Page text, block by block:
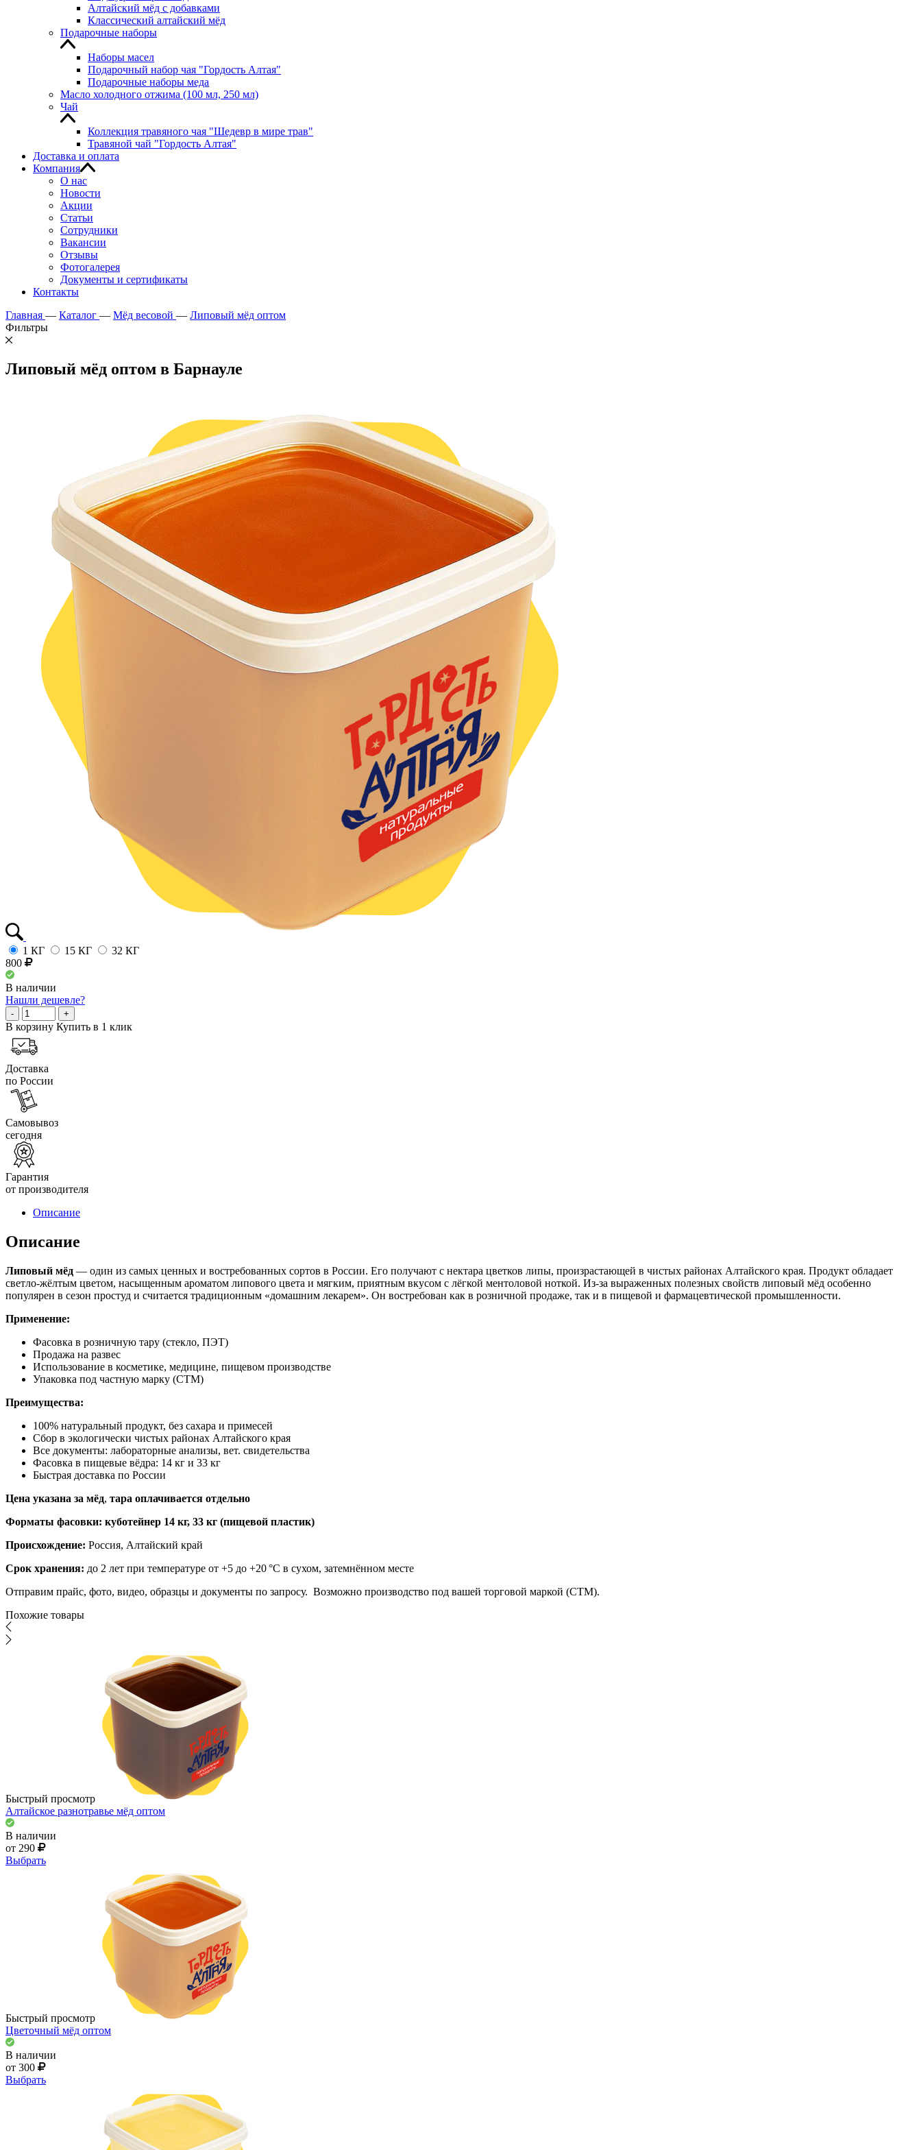
Алтайский мёд с добавками
Классический алтайский мёд
Подарочные наборы
Наборы масел
Подарочный набор чая "Гордость Алтая"
Подарочные наборы меда
Масло холодного отжима (100 мл, 250 мл)
Чай
Коллекция травяного чая "Шедевр в мире трав"
Травяной чай "Гордость Алтая"
Доставка и оплата
Компания
О нас
Новости
Акции
Статьи
Сотрудники
Вакансии
Отзывы
Фотогалерея
Документы и сертификаты
Контакты
Главная — Каталог — Мёд весовой — Липовый мёд оптом
Фильтры
Липовый мёд оптом в Барнауле
1 КГ 15 КГ
32 КГ
800
В наличии
Нашли дешевле?
- +
В корзину Купить в 1 клик
Доставка
по России
Самовывоз
сегодня
Гарантия
от производителя
Описание
Описание
Липовый мёд — один из самых ценных и востребованных сортов в России. Его получают с нектара цветков липы, произрастающей в чистых районах Алтайского края. Продукт обладает
светло-жёлтым цветом, насыщенным ароматом липового цвета и мягким, приятным вкусом с лёгкой ментоловой ноткой. Из-за выраженных полезных свойств липовый мёд особенно
популярен в сезон простуд и считается традиционным «домашним лекарем». Он востребован как в розничной продаже, так и в пищевой и фармацевтической промышленности.
Применение:
Фасовка в розничную тару (стекло, ПЭТ)
Продажа на развес
Использование в косметике, медицине, пищевом производстве
Упаковка под частную марку (СТМ)
Преимущества:
100% натуральный продукт, без сахара и примесей
Сбор в экологически чистых районах Алтайского края
Все документы: лабораторные анализы, вет. свидетельства
Фасовка в пищевые вёдра: 14 кг и 33 кг
Быстрая доставка по России
Цена указана за мёд, тара оплачивается отдельно
Форматы фасовки: куботейнер 14 кг, 33 кг (пищевой пластик)
Происхождение: Россия, Алтайский край
Срок хранения: до 2 лет при температуре от +5 до +20 °C в сухом, затемнённом месте
Отправим прайс, фото, видео, образцы и документы по запросу. Возможно производство под вашей торговой маркой (СТМ).
Похожие товары
Быстрый просмотр
Алтайское разнотравье мёд оптом
В наличии
от 290
Выбрать
Быстрый просмотр
Цветочный мёд оптом
В наличии
от 300
Выбрать